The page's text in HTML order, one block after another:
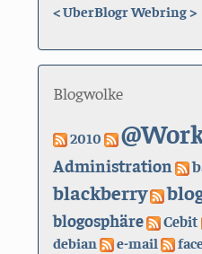
<UberBlogr Webring>
Blogwolke
2010
Administration
blackberry
blogosphäre Cebit
debian e-mail